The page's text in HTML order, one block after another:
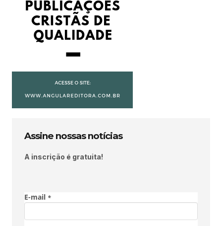
Assine nossas notícias
A inscrição é gratuita!